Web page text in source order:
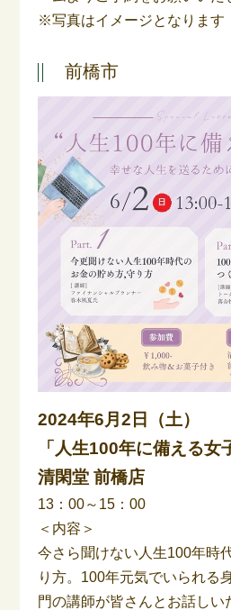
※写真はイメージとなります
前橋市
2024年6月2日（土）
「人生100年に備える女
清閑堂 前橋店
13：00～15：00
＜内容＞
今さら聞けない人生100年時
り方。100年元気でいられる
門の講師が皆さんとお話しい